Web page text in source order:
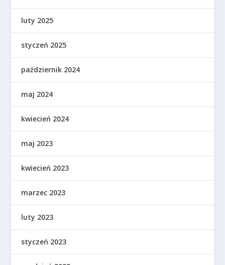
luty 2025
styczeń 2025
październik 2024
maj 2024
kwiecień 2024
maj 2023
kwiecień 2023
marzec 2023
luty 2023
styczeń 2023